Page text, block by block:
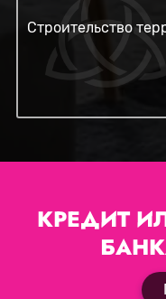
Строительство
КРЕДИТ